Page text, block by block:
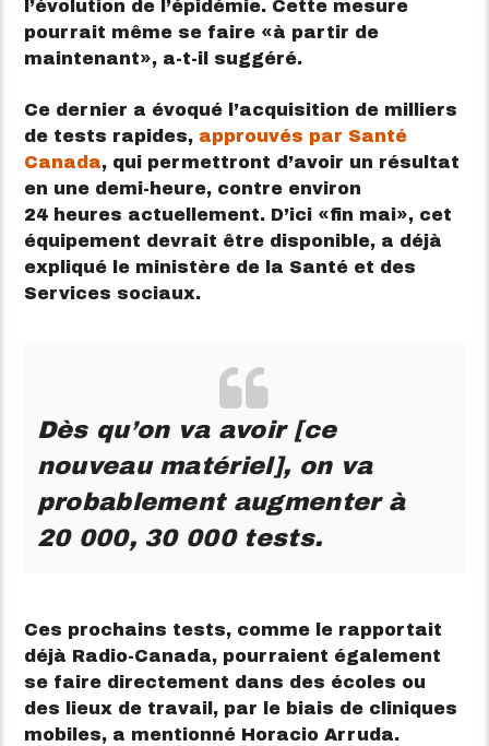
l’évolution de l’épidémie. Cette mesure
pourrait même se faire
à partir de
maintenant
, a-t-il suggéré.
Ce dernier a évoqué l’acquisition de milliers
de tests rapides, approuvés par Santé
Canada, qui permettront d’avoir un résultat
en une demi-heure, contre environ
24 heures actuellement. D’ici
fin mai
, cet
équipement devrait être disponible, a déjà
expliqué le ministère de la Santé et des
Services sociaux.
Dès qu’on va avoir [ce
nouveau matériel], on va
probablement augmenter à
20 000, 30 000 tests.
Ces prochains tests, comme le rapportait
déjà Radio-Canada, pourraient également
se faire directement dans des écoles ou
des lieux de travail, par le biais de cliniques
mobiles, a mentionné Horacio Arruda.